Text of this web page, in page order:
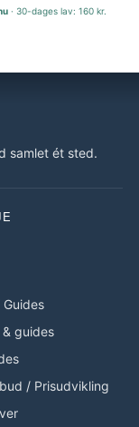
30-dages lav: 160 kr.
samlet ét sted.
Guides
guides
/ Prisudvikling